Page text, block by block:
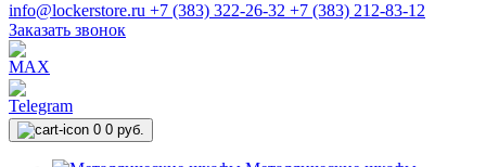
info@lockerstore.ru +7 (383) 322-26-32 +7 (383) 212-83-12
Заказать звонок
0 0 руб.